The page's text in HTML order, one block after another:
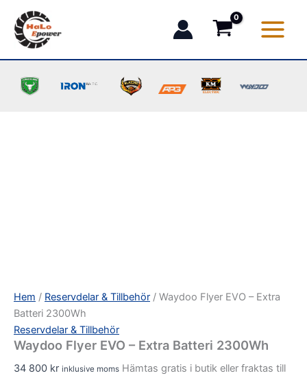
innehåll
Hem / Reservdelar & Tillbehör / Waydoo Flyer EVO – Extra
Batteri 2300Wh
Reservdelar & Tillbehör
Waydoo Flyer EVO – Extra Batteri 2300Wh
34 800 kr inklusive moms Hämtas gratis i butik eller fraktas till
Flyer
EVO
–
Extra
Batteri
2300Wh